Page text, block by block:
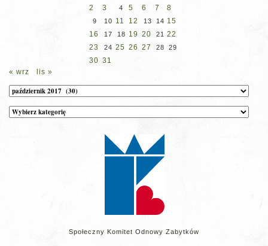
2 3 4 5 6 7 8
9 10 11 12 13 14 15
16
17 18 19 20 21 22
23
24 25 26 27 28 29
30 31
« wrz
lis »
Archiwum
Kategorie
wpisów
Społeczny Komitet Odnowy Zabytków